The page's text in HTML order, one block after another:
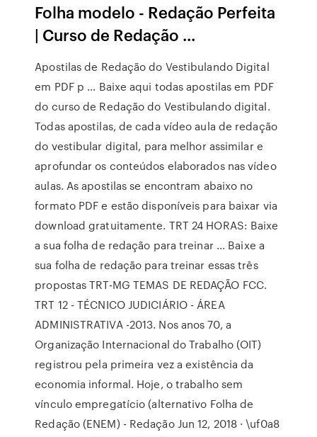
Folha modelo - Redação Perfeita
| Curso de Redação ...
Apostilas de Redação do Vestibulando Digital
em PDF p ... Baixe aqui todas apostilas em PDF
do curso de Redação do Vestibulando digital.
Todas apostilas, de cada vídeo aula de redação
do vestibular digital, para melhor assimilar e
aprofundar os conteúdos elaborados nas vídeo
aulas. As apostilas se encontram abaixo no
formato PDF e estão disponíveis para baixar via
download gratuitamente. TRT 24 HORAS: Baixe
a sua folha de redação para treinar ... Baixe a
sua folha de redação para treinar essas três
propostas TRT-MG TEMAS DE REDAÇÃO FCC.
TRT 12 - TÉCNICO JUDICIÁRIO - ÁREA
ADMINISTRATIVA -2013. Nos anos 70, a
Organização Internacional do Trabalho (OIT)
registrou pela primeira vez a existência da
economia informal. Hoje, o trabalho sem
vínculo empregatício (alternativo Folha de
Redação (ENEM) - Redação Jun 12, 2018 · \uf0a8